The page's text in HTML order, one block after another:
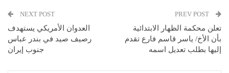
تعلن محكمة الظهار الابتدائية
بأن الأخ/ ياسر قاسم فارع تقدم
إليها بطلب تعديل اسمه
NEXT POST
العدوان الأمريكي يستهدف
رصيف صيد في بندر عباس
جنوب إيران